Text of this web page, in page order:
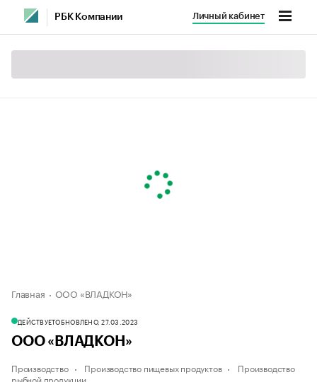
РБК Компании Личный кабинет
Главная ООО «ВЛАДКОН»
ДЕЙСТВУЕТОБНОВЛЕНО, 27.03.2023
ООО «ВЛАДКОН»
Производство Производство пищевых продуктов
Производство
рыбной продукции